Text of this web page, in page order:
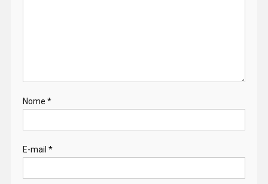
Nome *
E-mail *